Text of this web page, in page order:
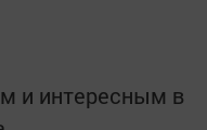
и интересным в